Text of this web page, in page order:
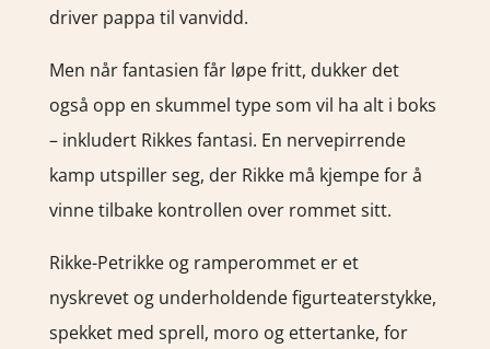
driver pappa til vanvidd.
Men når fantasien får løpe fritt, dukker det
også opp en skummel type som vil ha alt i boks
– inkludert Rikkes fantasi. En nervepirrende
kamp utspiller seg, der Rikke må kjempe for å
vinne tilbake kontrollen over rommet sitt.
Rikke-Petrikke og ramperommet er et
nyskrevet og underholdende figurteaterstykke,
spekket med sprell, moro og ettertanke, for